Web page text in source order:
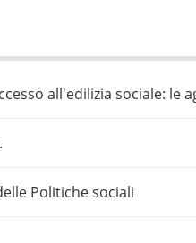
all'edilizia sociale: le
Politiche sociali